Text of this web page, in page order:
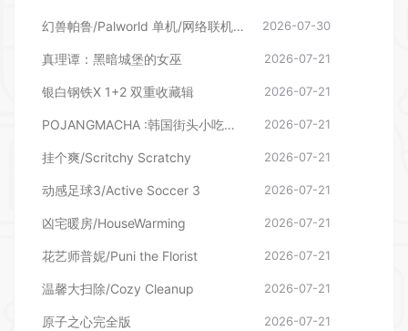
幻兽帕鲁/Palworld 单机/网络联机 （更新v1.0.1.10619） 2026-07-30
真理谭：黑暗城堡的女巫 2026-07-21
银白钢铁X 1+2 双重收藏辑 2026-07-21
POJANGMACHA :韩国街头小吃模拟器 2026-07-21
挂个爽/Scritchy Scratchy 2026-07-21
动感足球3/Active Soccer 3 2026-07-21
凶宅暖房/HouseWarming 2026-07-21
花艺师普妮/Puni the Florist 2026-07-21
温馨大扫除/Cozy Cleanup 2026-07-21
原子之心完全版 2026-07-21